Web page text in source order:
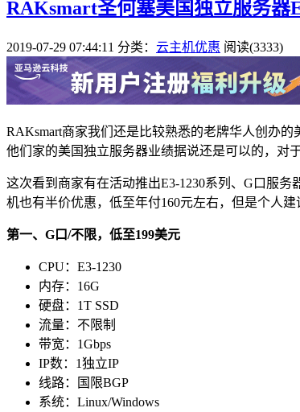
RAKsmart圣何塞美国独立服务器
2019-07-29 07:44:11 分类： 云主机优惠 阅读(3333)
RAKsmart商家我们还是比较熟悉的老牌华人创办
他们家的美国独立服务器业绩据说还是可以的，对
这次看到商家有在活动推出E3-1230系列、G口服
机也有半价优惠，低至年付160元左右，但是个人
第一、G口/不限，低至199美元
CPU：E3-1230
内存：16G
硬盘：1T SSD
流量：不限制
带宽：1Gbps
IP数：1独立IP
线路：国限BGP
系统：Linux/Windows